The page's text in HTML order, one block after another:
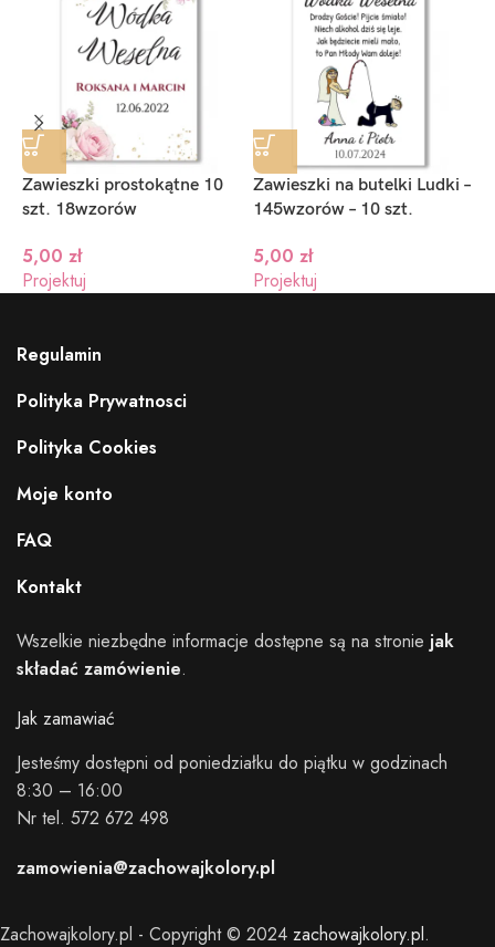
Zawieszki prostokątne 10
szt. 18wzorów
5,00 zł
Projektuj
Zawieszki na butelki Ludki –
145wzorów – 10 szt.
5,00 zł
Projektuj
Regulamin
Polityka Prywatnosci
Polityka Cookies
Moje konto
FAQ
Kontakt
Wszelkie niezbędne informacje dostępne są na stronie jak
składać zamówienie.
Jak zamawiać
Jesteśmy dostępni od poniedziałku do piątku w godzinach
8:30 – 16:00
Nr tel. 572 672 498
zamowienia@zachowajkolory.pl
Zachowajkolory.pl - Copyright © 2024 zachowajkolory.pl.